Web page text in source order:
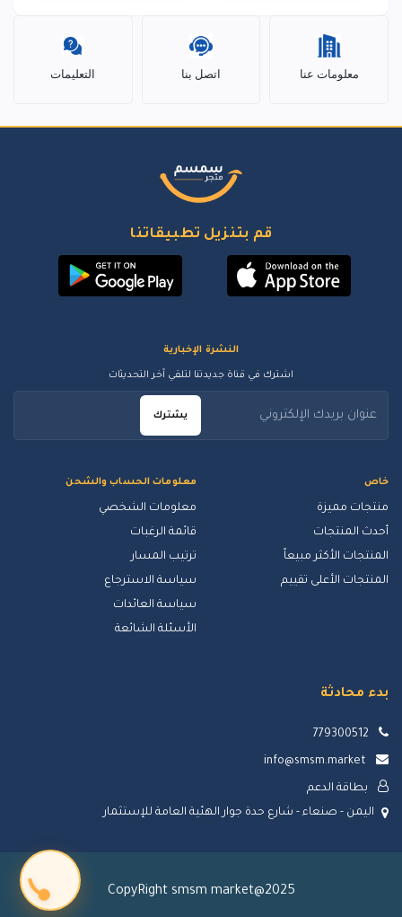
معلومات عنا اتصل بنا التعليمات
قم بتنزيل تطبيقاتنا
خاص
منتجات مميزة
أحدث المنتجات
المنتجات الأكثر مبيعاً
المنتجات الأعلى تقييم
معلومات الحساب والشحن
معلومات الشخصي
قائمة الرغبات
ترتيب المسار
سياسة الاسترجاع
سياسة العائدات
الأسئلة الشائعة
النشرة الإخبارية
اشترك في قناة جديدتنا لتلقي آخر التحديثات
يشترك
بدء محادثة
779300512
info@smsm.market
بطاقة الدعم
اليمن - صنعاء - شارع حدة جوار الهئية العامة للإستثمار
CopyRight smsm market@2025